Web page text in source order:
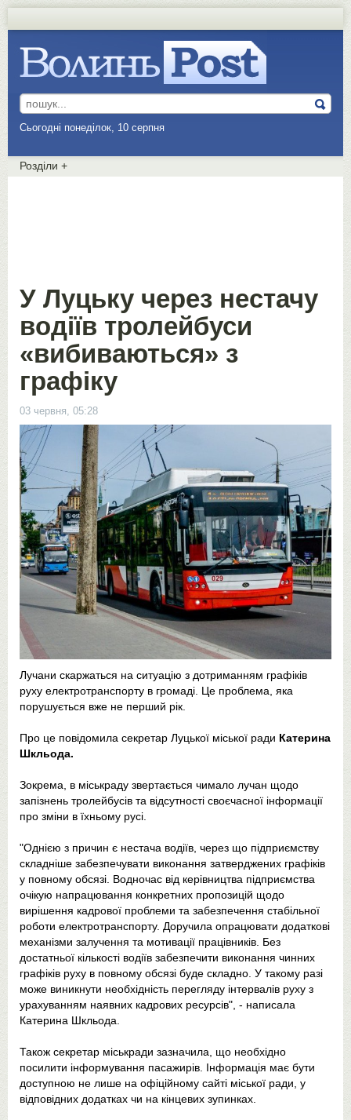
Сьогодні понеділок, 10 серпня
Розділи +
У Луцьку через нестачу
водіїв тролейбуси
«вибиваються» з
графіку
03 червня, 05:28
Лучани скаржаться на ситуацію з дотриманням графіків
руху електротранспорту в громаді. Це проблема, яка
порушується вже не перший рік.
Про це повідомила секретар Луцької міської ради Катерина
Шкльода.
Зокрема, в міськраду звертається чимало лучан щодо
запізнень тролейбусів та відсутності своєчасної інформації
про зміни в їхньому русі.
"Однією з причин є нестача водіїв, через що підприємству
складніше забезпечувати виконання затверджених графіків
у повному обсязі. Водночас від керівництва підприємства
очікую напрацювання конкретних пропозицій щодо
вирішення кадрової проблеми та забезпечення стабільної
роботи електротранспорту. Доручила опрацювати додаткові
механізми залучення та мотивації працівників. Без
достатньої кількості водіїв забезпечити виконання чинних
графіків руху в повному обсязі буде складно. У такому разі
може виникнути необхідність перегляду інтервалів руху з
урахуванням наявних кадрових ресурсів", - написала
Катерина Шкльода.
Також секретар міськради зазначила, що необхідно
посилити інформування пасажирів. Інформація має бути
доступною не лише на офіційному сайті міської ради, у
відповідних додатках чи на кінцевих зупинках.